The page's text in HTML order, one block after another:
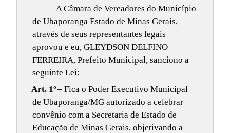
A Câmara de Vereadores do Município
de Ubaporanga Estado de Minas Gerais,
através de seus representantes legais
aprovou e eu, GLEYDSON DELFINO
FERREIRA, Prefeito Municipal, sanciono a
seguinte Lei:
Art. 1º– Fica o Poder Executivo Municipal
de Ubaporanga/MG autorizado a celebrar
convênio com a Secretaria de Estado de
Educação de Minas Gerais, objetivando a